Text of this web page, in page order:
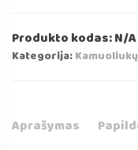
kamuoliukų
baseinas
Produkto kodas:N/A
Kategorija:
Aprašymas